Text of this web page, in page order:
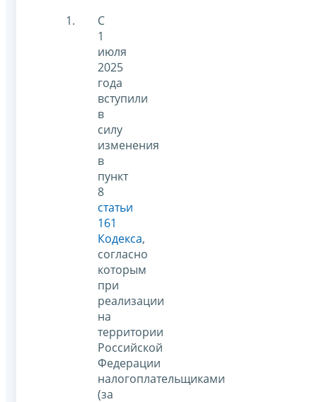
С
1
июля
2025
года
вступили
в
силу
изменения
в
пункт
8
статьи
161
Кодекса,
согласно
которым
при
реализации
на
территории
Российской
Федерации
налогоплательщиками
(за